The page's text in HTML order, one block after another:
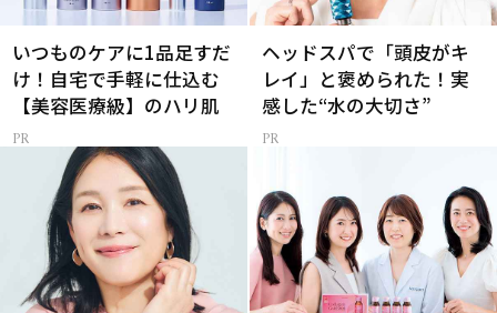
いつものケアに1品足すだ
け！自宅で手軽に仕込む
【美容医療級】のハリ肌
ヘッドスパで「頭皮がキ
レイ」と褒められた！実
感した“水の大切さ”